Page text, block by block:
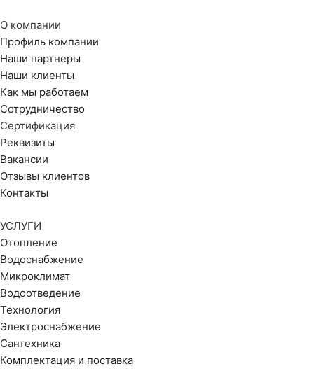
О компании
Профиль компании
Наши партнеры
Наши клиенты
Как мы работаем
Сотрудничество
Сертификация
Реквизиты
Вакансии
Отзывы клиентов
Контакты
УСЛУГИ
Отопление
Водоснабжение
Микроклимат
Водоотведение
Технология
Электроснабжение
Сантехника
Комплектация и поставка